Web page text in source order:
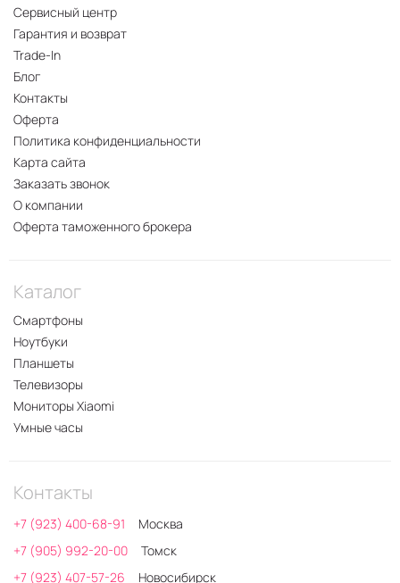
Сервисный центр
Гарантия и возврат
Trade-In
Блог
Контакты
Оферта
Политика конфиденциальности
Карта сайта
Заказать звонок
О компании
Оферта таможенного брокера
Каталог
Смартфоны
Ноутбуки
Планшеты
Телевизоры
Мониторы Xiaomi
Умные часы
Контакты
+7 (923) 400-68-91
Москва
+7 (905) 992-20-00
Томск
+7 (923) 407-57-26
Новосибирск